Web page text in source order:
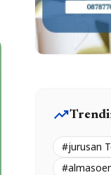
trending_up
#jurusan